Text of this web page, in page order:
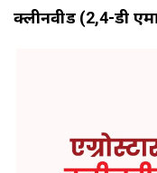
क्लीनवीड (2,4-डी